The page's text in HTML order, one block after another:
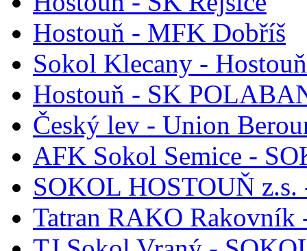
Hostouň - MFK Dobříš
Sokol Klecany - Hostouň
Hostouň - SK
Český lev - Union
AFK Sokol Semice -
SOKOL HOSTOUŇ
Tatran RAKO Rakovník